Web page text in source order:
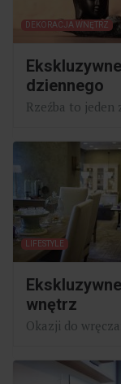
DEKORACJA WNĘTRZ
dziennego
Rzeźba to jeden
LIFESTYLE
wnętrz
Okazji do